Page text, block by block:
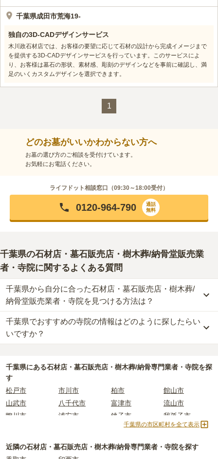
千葉県成田市荒海19-
独自の3D-CADデザインサービス
木川政石材店では、お客様の要望に応じて石材の設計から完成イメージまで
を提供する3D-CADデザインサービスを行っています。このサービスによ
り、お客様は墓石の形状、素材感、彫刻のデザインなどを事前に確認し、満
足のいくカスタムデザインを選択できます。
1
どのお墓がいいかわからない方へ
お墓の選び方のご相談を受付けています。
お気軽にお電話ください。
ライフドット相談窓口（09:30～18:00受付）
0120-964-790
通話
無料
千葉県の石材店・墓石販売店・樹木葬/納骨堂販売業
者・寺院に関するよくある質問
千葉県から自分に合った石材店・墓石販売店・樹木葬/
納骨堂販売業者・寺院を見つける方法は？
千葉県で自分に合った業者を見つけるには、まず供養方法を決める
ことが大切です。
なぜなら供養の種類ごとに、依頼すべき業者が変わってくるからで
例えば、墓石のお墓で供養をしたい場合は「石材店」や「墓石販売
店」、お墓の後継ぎに心配がある方は、樹木葬や納骨堂を取り扱っ
ている「納骨堂販売業者」「寺院」を選びましょう。
もしどのような供養方法やお墓タイプが自分に合っているか迷った
また、ライフドットにご相談いただければ、お客様のご希望に合っ
千葉県でおすすめの寺院の情報はどのように探したらい
いですか？
方針や考え」「立地（通いやすさ）」などの情報を収集する事が大
切です。
長年にわたってご先祖様を供養する場所となるため、立地や費用な
すめします。
しかし、寺院に関する情報は公開されていないことも多く、実際に
ご自身で現地に行って確かめるしかない場合もあります。
を情報発信しています。
千葉県にある石材店・墓石販売店・樹木葬/納骨専門業者・寺院を探
す
松戸市
市川市 柏市
館山市
山武市
八千代市 富津市
流山市
鴨川市
浦安市 銚子市
我孫子市
千葉市
東庄町
千葉県の市区町村を全て表示
近隣の石材店・墓石販売店・樹木葬/納骨専門業者・寺院を探す